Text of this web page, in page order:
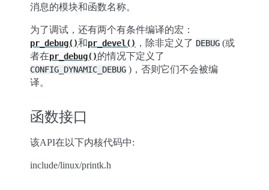
消息的模块和函数名称。
为了调试，还有两个有条件编译的宏：
pr_debug()和pr_devel() ，除非定义了 DEBUG (或
者在pr_debug()的情况下定义了
CONFIG_DYNAMIC_DEBUG )，否则它们不会被编
译。
函数接口
该API在以下内核代码中:
include/linux/printk.h